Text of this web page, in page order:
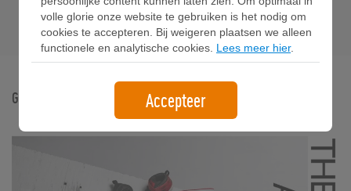
Gerelateerde artikelen
volle glorie onze website te gebruiken is het nodig om
cookies te accepteren. Bij weigeren plaatsen we alleen
functionele en analytische cookies. Lees meer hier.
Accepteer